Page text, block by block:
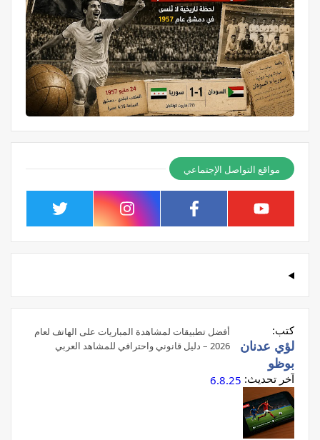
مواقع التواصل الإجتماعي
أفضل تطبيقات لمشاهدة المباريات على الهاتف لعام
2026 – دليل قانوني واحترافي للمشاهد العربي
كتب:
لؤي عدنان
بوظو
آخر تحديث: 6.8.25